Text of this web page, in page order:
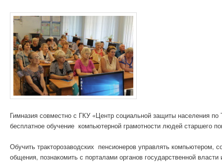
Гимназия совместно с ГКУ «Центр социальной защиты населения
бесплатное обучение компьютерной грамотности людей старшего
Обучить тракторозаводских пенсионеров управлять компьютером,
общения, познакомить с порталами органов государственной